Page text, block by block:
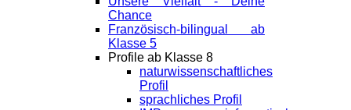
Chance
Französisch-bilingual ab
Klasse 5
Profile ab Klasse 8
naturwissenschaftliches
Profil
sprachliches Profil